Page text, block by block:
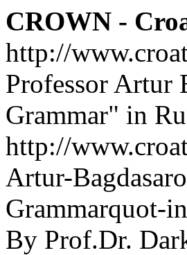
CROWN -
http://
Professor Artur
Grammar" in
http://
Artur-
Grammarquot-
By Prof.Dr.